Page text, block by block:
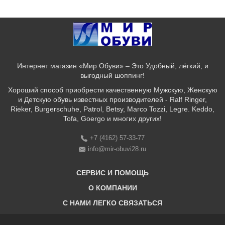
Интернет магазин «Мир Обуви» – Это Удобный, лёгкий, и
выгодный шоппинг!
Хороший способ приобрести качественную Мужскую, Женскую
и Детскую обувь известных производителей - Ralf Ringer,
Rieker, Burgerschuhe, Patrol, Betsy, Marco Tozzi, Legre. Keddo,
Tofa, Goergo и многих других!
+7 (4162) 57-33-77
info@mir-obuvi28.ru
СЕРВИС И ПОМОЩЬ
Бонусная программа
О КОМПАНИИ
C НАМИ ЛЕГКО СВЯЗАТЬСЯ